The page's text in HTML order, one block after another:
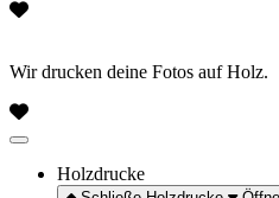
Wir drucken deine Fotos auf Holz.
Holzdrucke